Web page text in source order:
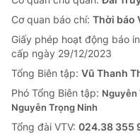
Cơ quan báo chí: Thời báo
Giấy phép hoạt động báo
cấp ngày 29/12/2023
Tổng Biên tập: Vũ Thanh
Phó Tổng Biên tập: Nguyễn
Nguyễn Trọng Ninh
Tổng đài VTV: 024.38 355